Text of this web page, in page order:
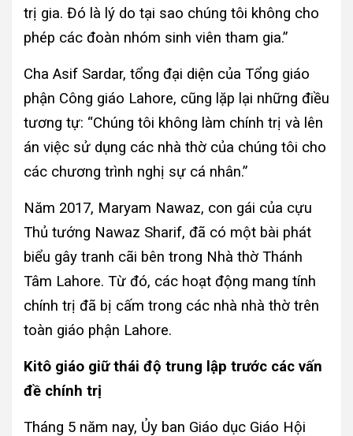
trị gia. Đó là lý do tại sao chúng tôi không cho
phép các đoàn nhóm sinh viên tham gia.”
Cha Asif Sardar, tổng đại diện của Tổng giáo
phận Công giáo Lahore, cũng lặp lại những điều
tương tự: “Chúng tôi không làm chính trị và lên
án việc sử dụng các nhà thờ của chúng tôi cho
các chương trình nghị sự cá nhân.”
Năm 2017, Maryam Nawaz, con gái của cựu
Thủ tướng Nawaz Sharif, đã có một bài phát
biểu gây tranh cãi bên trong Nhà thờ Thánh
Tâm Lahore. Từ đó, các hoạt động mang tính
chính trị đã bị cấm trong các nhà nhà thờ trên
toàn giáo phận Lahore.
Kitô giáo giữ thái độ trung lập trước các vấn
đề chính trị
Tháng 5 năm nay, Ủy ban Giáo dục Giáo Hội